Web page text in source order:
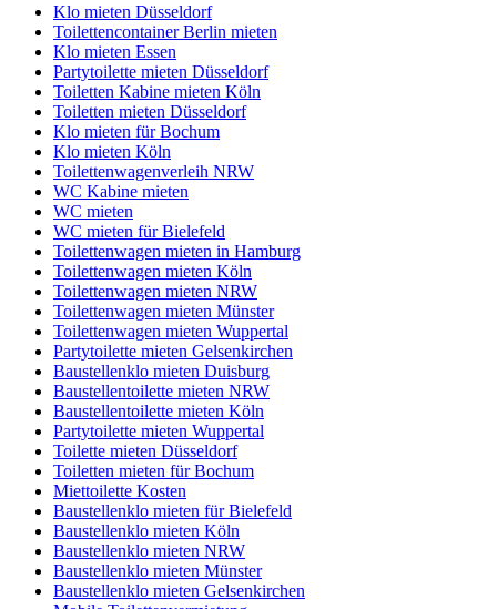
Klo mieten Düsseldorf
Toilettencontainer Berlin mieten
Klo mieten Essen
Partytoilette mieten Düsseldorf
Toiletten Kabine mieten Köln
Toiletten mieten Düsseldorf
Klo mieten für Bochum
Klo mieten Köln
Toilettenwagenverleih NRW
WC Kabine mieten
WC mieten
WC mieten für Bielefeld
Toilettenwagen mieten in Hamburg
Toilettenwagen mieten Köln
Toilettenwagen mieten NRW
Toilettenwagen mieten Münster
Toilettenwagen mieten Wuppertal
Partytoilette mieten Gelsenkirchen
Baustellenklo mieten Duisburg
Baustellentoilette mieten NRW
Baustellentoilette mieten Köln
Partytoilette mieten Wuppertal
Toilette mieten Düsseldorf
Toiletten mieten für Bochum
Miettoilette Kosten
Baustellenklo mieten für Bielefeld
Baustellenklo mieten Köln
Baustellenklo mieten NRW
Baustellenklo mieten Münster
Baustellenklo mieten Gelsenkirchen